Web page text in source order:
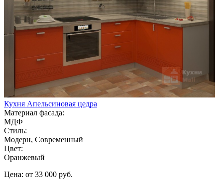
Кухня Апельсиновая цедра
Материал фасада:
МДФ
Стиль:
Модерн, Современный
Цвет:
Оранжевый
Цена: от 33 000 руб.